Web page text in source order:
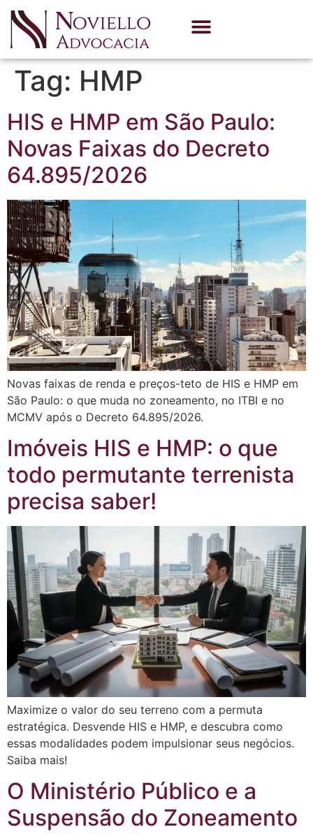
Tag: HMP
HIS e HMP em São Paulo:
Novas Faixas do Decreto
64.895/2026
Novas faixas de renda e preços-teto de HIS e HMP em
São Paulo: o que muda no zoneamento, no ITBI e no
MCMV após o Decreto 64.895/2026.
Imóveis HIS e HMP: o que
todo permutante terrenista
precisa saber!
Maximize o valor do seu terreno com a permuta
estratégica. Desvende HIS e HMP, e descubra como
essas modalidades podem impulsionar seus negócios.
Saiba mais!
O Ministério Público e a
Suspensão do Zoneamento